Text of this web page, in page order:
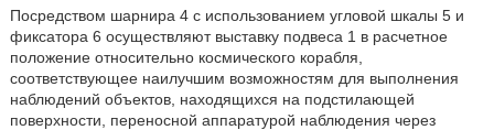
Посредством шарнира 4 с использованием угловой шкалы 5 и
фиксатора 6 осуществляют выставку подвеса 1 в расчетное
положение относительно космического корабля,
соответствующее наилучшим возможностям для выполнения
наблюдений объектов, находящихся на подстилающей
поверхности, переносной аппаратурой наблюдения через